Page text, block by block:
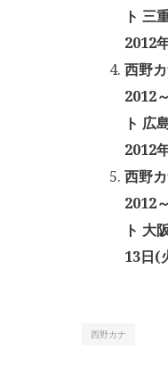
ト 三
2012
西野
2012
ト 広
2012
西野
2012
ト 大
13日(
西野カナ